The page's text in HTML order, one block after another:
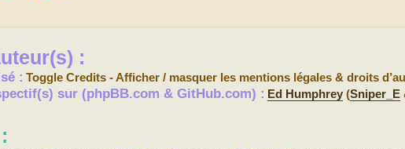
:
: Toggle Credits - Afficher / masquer les mentions légales & droits
sur (phpBB.com & GitHub.com) : Ed Humphrey (Sniper_E